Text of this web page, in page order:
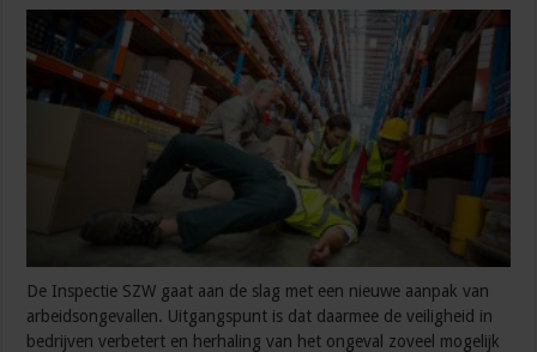
De Inspectie SZW gaat aan de slag met een nieuwe aanpak van
arbeidsongevallen. Uitgangspunt is dat daarmee de veiligheid in
bedrijven verbetert en herhaling van het ongeval zoveel mogelijk